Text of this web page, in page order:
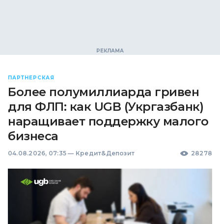
ПАРТНЕРСКАЯ
Более полумиллиарда гривен
для ФЛП: как UGB (Укргазбанк)
наращивает поддержку малого
бизнеса
04.08.2026, 07:35 — Кредит&Депозит 28278